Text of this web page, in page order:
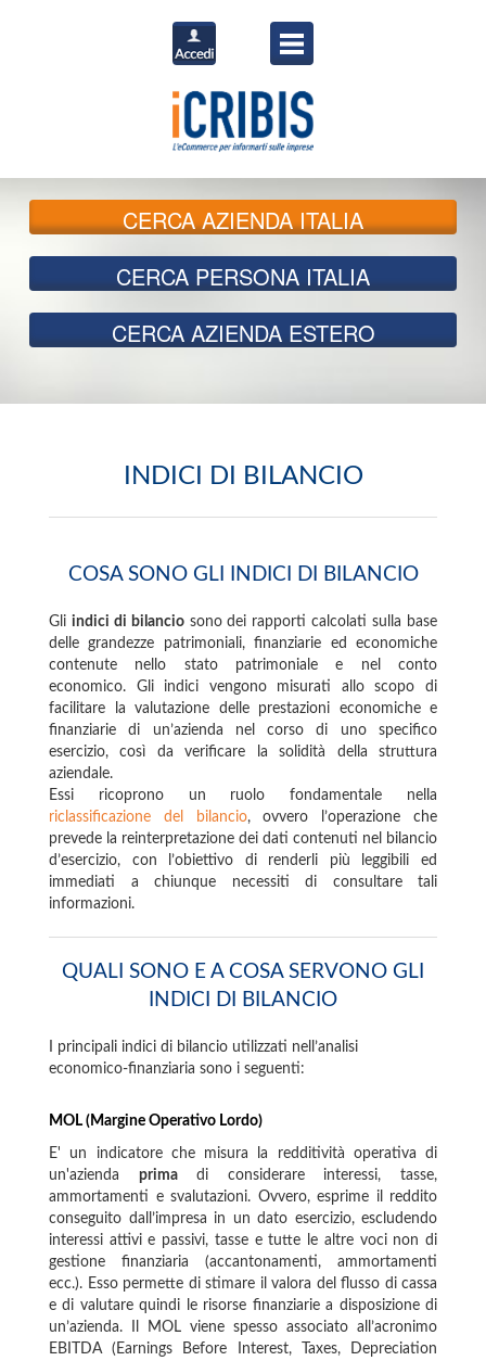
CERCAAZIENDA ITALIA
CERCA PERSONA ITALIA
CERCA AZIENDA ESTERO
INDICI DI BILANCIO
COSA SONO GLI INDICI DI BILANCIO
Gli indici di bilanciosono dei rapporti calcolati sulla base
delle grandezze patrimoniali, finanziarie ed economiche
contenute nello stato patrimoniale e nel conto
economico. Gli indici vengono misurati allo scopo di
facilitare la valutazione delle prestazioni economiche e
finanziarie di un’azienda nel corso di uno specifico
esercizio, così da verificare la solidità della struttura
aziendale.
Essi ricoprono un ruolo fondamentale nella
riclassificazione del bilancio, ovvero l’operazione che
prevede la reinterpretazione dei dati contenuti nel bilancio
d’esercizio, con l’obiettivo di renderli più leggibili ed
immediati a chiunque necessiti di consultare tali
informazioni.
QUALI SONO E A COSA SERVONO GLI
INDICI DI BILANCIO
I principali indici di bilancio utilizzati nell’analisi
economico-finanziaria sono i seguenti:
MOL (Margine Operativo Lordo)
E' un indicatore che misura la redditività operativa di
un'azienda primadi considerare interessi, tasse,
ammortamenti e svalutazioni. Ovvero, esprime il reddito
conseguito dall’impresa in un dato esercizio, escludendo
interessi attivi e passivi, tasse e tutte le altre voci non di
gestione finanziaria (accantonamenti, ammortamenti
ecc.). Esso permette di stimare il valora del flusso di cassa
e di valutare quindi le risorse finanziarie a disposizione di
un’azienda. Il MOL viene spesso associato all’acronimo
EBITDA (Earnings Before Interest, Taxes, Depreciation